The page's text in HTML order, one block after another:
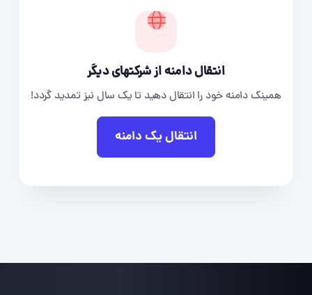
انتقال دامنه از شرکتهای دیگر
همینک دامنه خود را انتقال دهید تا یک سال نیز تمدید گردد!
انتقال یک دامنه